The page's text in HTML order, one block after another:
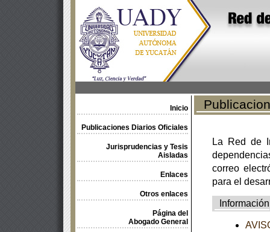
Inicio
Publicaciones Diarios Oficiales
Jurisprudencias y Tesis
Aisladas
Enlaces
Otros enlaces
Página del
Abogado General
La Red de
correo
para el
Información